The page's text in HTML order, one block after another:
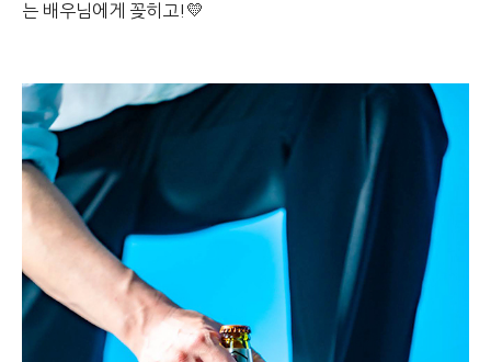
는 배우님에게 꽂히고!💛